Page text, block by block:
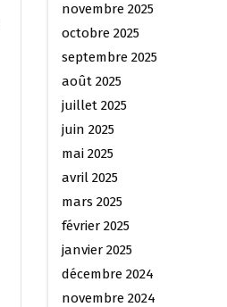
novembre 2025
octobre 2025
septembre 2025
août 2025
juillet 2025
juin 2025
mai 2025
avril 2025
mars 2025
février 2025
janvier 2025
décembre 2024
novembre 2024